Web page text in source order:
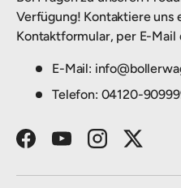
Verfügung! Kontaktiere uns
Kontaktformular, per E-Mail
E-Mail:
Telefon: 04120-
FacebookYouTubeInstagramTwitter